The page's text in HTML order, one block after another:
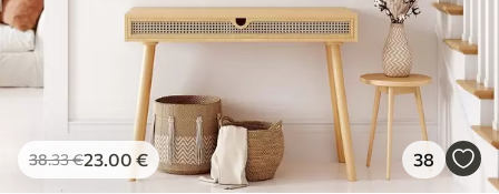
38.33€23.00 € 38